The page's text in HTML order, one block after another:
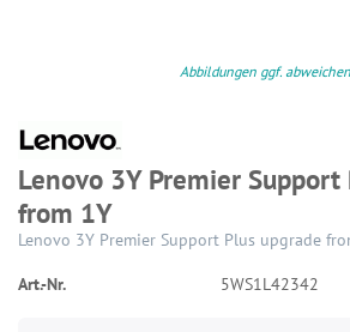
Abbildungen ggf.
Lenovo 3Y Premier Support
from 1Y
Lenovo 3Y Premier Support Plus upgrade
Art.-Nr. 5WS1L42342